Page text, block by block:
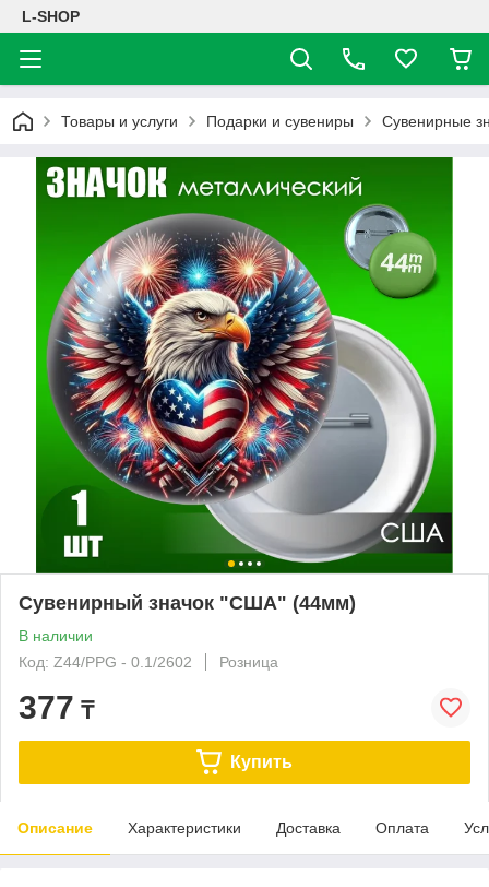
L-SHOP
Товары и услуги Подарки и сувениры Сувенирные
Сувенирный значок "США" (44мм)
В наличии
Код: Z44/PPG - 0.1/2602
Розница
377 ₸
Купить
Описание Характеристики Доставка Оплата